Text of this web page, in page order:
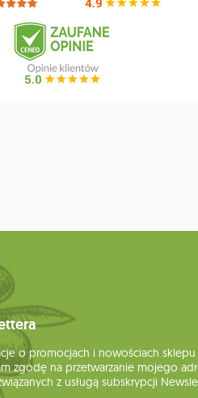
o promocjach i nowościach
zgodę na przetwarzanie mojego
z usługą subskrypcji